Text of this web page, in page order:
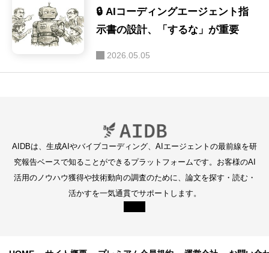
🔒 AIコーディングエージェント指
示書の設計、「するな」が重要
2026.05.05
AIDBは、生成AIやバイブコーディング、AIエージェントの最前線を研
究報告ベースで知ることができるプラットフォームです。お客様のAI
活用のノウハウ獲得や技術動向の調査のために、論文を探す・読む・
活かすを一気通貫でサポートします。